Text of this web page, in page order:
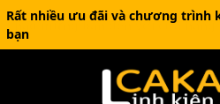
Rất nhiều ưu đãi và chương trình
bạn